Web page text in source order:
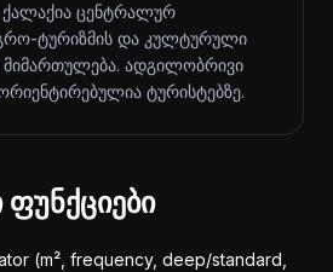
ცენტრალურ
ტურიზმის და კულტურული
მიმართულება. ადგილობრივი
ტურისტებზე.
(m², frequency, deep/standard,